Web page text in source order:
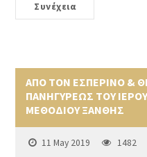
Συνέχεια
ΑΠΟ ΤΟΝ ΕΣΠΕΡΙΝΟ &
ΠΑΝΗΓΥΡΕΩΣ ΤΟΥ
ΜΕΘΟΔΙΟΥ ΞΑΝΘΗΣ
11 May 2019 1482